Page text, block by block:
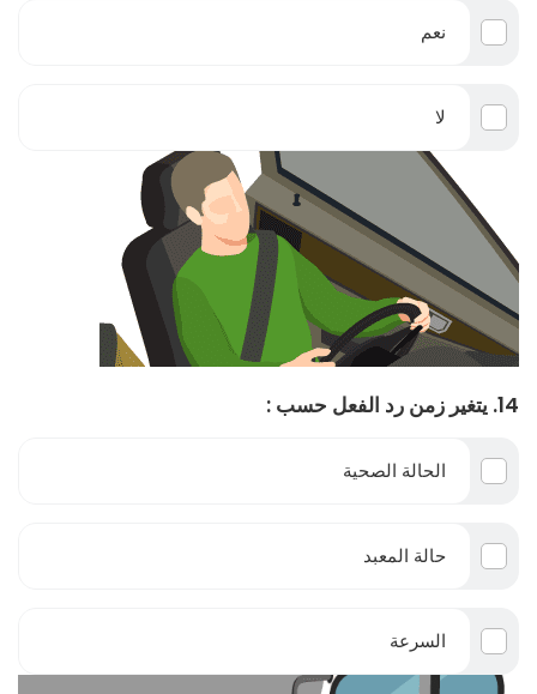
نعم
لا
14. يتغير زمن رد الفعل حسب :
الحالة الصحية
حالة المعبد
السرعة